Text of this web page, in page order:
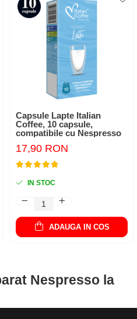
Capsule Lapte Italian
Coffee, 10 capsule,
compatibile cu Nespresso
17,90 RON
IN STOC
ADAUGA IN COS
Nespresso la